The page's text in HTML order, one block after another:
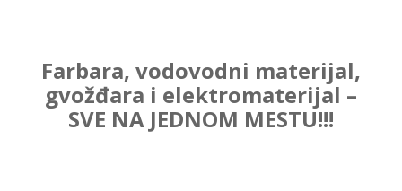
Farbara, vodovodni materijal,
gvožđara i elektromaterijal –
SVE NA JEDNOM MESTU!!!